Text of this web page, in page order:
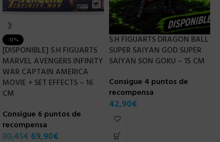
-13%
[DISPONIBLE] S.H FIGUARTS
MARVEL AVENGERS INFINITY
WAR CAPTAIN AMERICA
MOVIE + SET EFFECTS – 16
CM
Consigue 6 puntos de
recompensa
80,45€ 69,90€
S.H FIGUARTS DRAGON BALL
SUPER SAIYAN GOD SUPER
SAIYAN SON GOKU – 15 CM
Consigue 4 puntos de
recompensa
42,90€